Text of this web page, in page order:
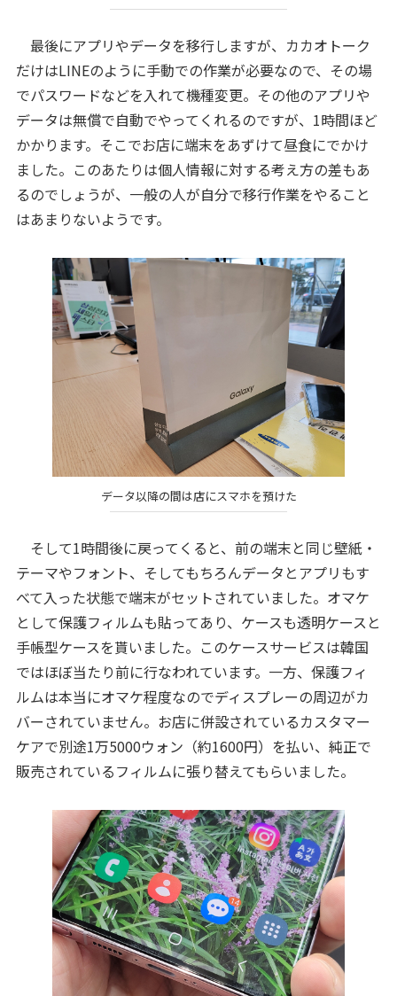
最後にアプリやデータを移行しますが、カカオトーク
だけはLINEのように手動での作業が必要なので、その場
でパスワードなどを入れて機種変更。その他のアプリや
データは無償で自動でやってくれるのですが、1時間ほど
かかります。そこでお店に端末をあずけて昼食にでかけ
ました。このあたりは個人情報に対する考え方の差もあ
るのでしょうが、一般の人が自分で移行作業をやること
はあまりないようです。
データ以降の間は店にスマホを預けた
そして1時間後に戻ってくると、前の端末と同じ壁紙・
テーマやフォント、そしてもちろんデータとアプリもす
べて入った状態で端末がセットされていました。オマケ
として保護フィルムも貼ってあり、ケースも透明ケースと
手帳型ケースを貰いました。このケースサービスは韓国
ではほぼ当たり前に行なわれています。一方、保護フィ
ルムは本当にオマケ程度なのでディスプレーの周辺がカ
バーされていません。お店に併設されているカスタマー
ケアで別途1万5000ウォン（約1600円）を払い、純正で
販売されているフィルムに張り替えてもらいました。